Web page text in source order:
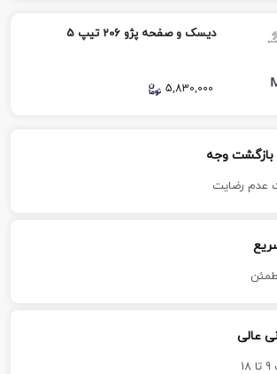
دیسک و صفحه پژو 206 تیپ 5
5,830,000
وجه
عدم رضایت
عالی